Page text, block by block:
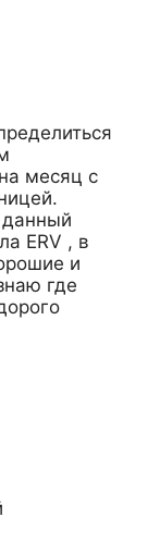
месяц с
ERV , в
и
где